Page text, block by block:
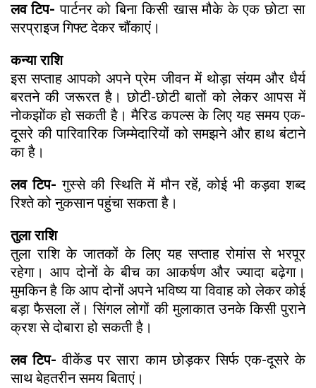
लव टिप- पार्टनर को बिना किसी खास मौके के एक छोटा सा
सरप्राइज गिफ्ट देकर चौंकाएं।
कन्या राशि
इस सप्ताह आपको अपने प्रेम जीवन में थोड़ा संयम और धैर्य
बरतने की जरूरत है। छोटी-छोटी बातों को लेकर आपस में
नोकझोंक हो सकती है। मैरिड कपल्स के लिए यह समय एक-
दूसरे की पारिवारिक जिम्मेदारियों को समझने और हाथ बंटाने
का है।
लव टिप- गुस्से की स्थिति में मौन रहें, कोई भी कड़वा शब्द
रिश्ते को नुकसान पहुंचा सकता है।
तुला राशि
तुला राशि के जातकों के लिए यह सप्ताह रोमांस से भरपूर
रहेगा। आप दोनों के बीच का आकर्षण और ज्यादा बढ़ेगा।
मुमकिन है कि आप दोनों अपने भविष्य या विवाह को लेकर कोई
बड़ा फैसला लें। सिंगल लोगों की मुलाकात उनके किसी पुराने
क्रश से दोबारा हो सकती है।
लव टिप- वीकेंड पर सारा काम छोड़कर सिर्फ एक-दूसरे के
साथ बेहतरीन समय बिताएं।